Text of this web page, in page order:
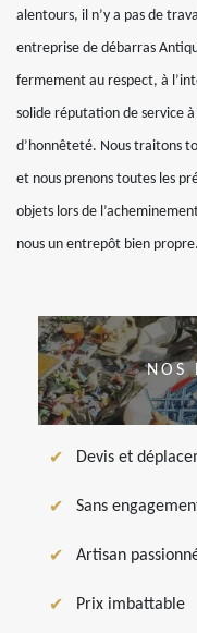
alentours, il n’y a pas de
entreprise de débarras
fermement au respect, à
solide réputation de service
d’honnêteté. Nous traitons
et nous prenons toutes les
objets lors de
nous un entrepôt bien propre.
NOS
Devis et
Sans
Artisan
Prix imbattable